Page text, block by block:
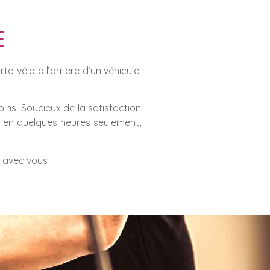
vélo à l’arrière d’un véhicule.
Soucieux de la satisfaction
quelques heures seulement,
vous !